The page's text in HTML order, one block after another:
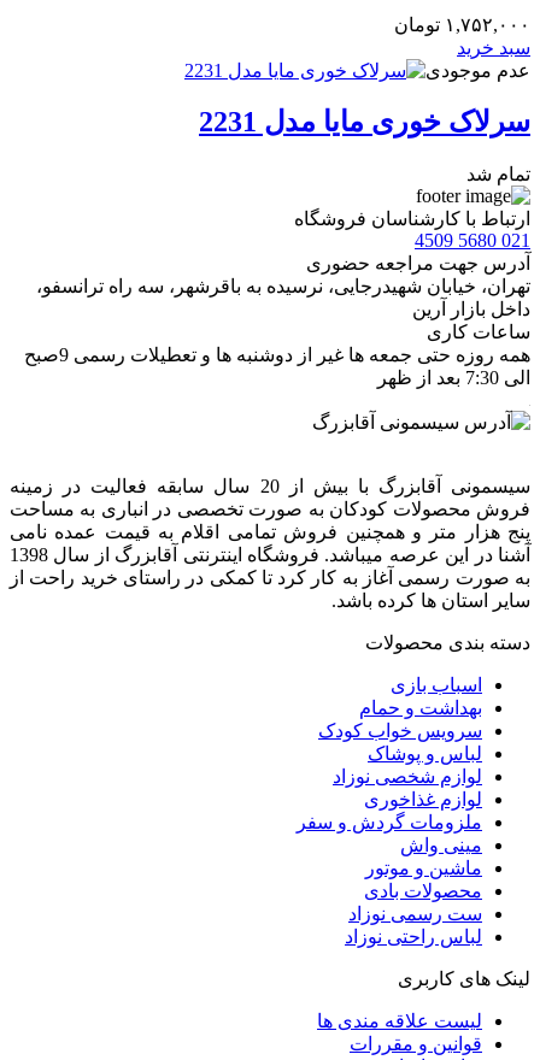
۱,۷۵۲,۰۰۰ تومان
سبد خرید
عدم موجودی
سرلاک خوری مایا مدل 2231
تمام شد
ارتباط با کارشناسان فروشگاه
021 5680 4509
آدرس جهت مراجعه حضوری
تهران، خيابان شهيدرجايى، نرسیده به باقرشهر، سه راه ترانسفو،
داخل بازار آرین
ساعات کاری
همه روزه حتی جمعه ها غیر از دوشنبه ها و تعطیلات رسمی 9صبح
الی 7:30 بعد از ظهر
سیسمونی آقابزرگ با بیش از 20 سال سابقه فعالیت در زمینه
فروش محصولات کودکان به صورت تخصصی در انباری به مساحت
پنج هزار متر و همچنین فروش تمامی اقلام به قیمت عمده نامی
آشنا در این عرصه میباشد. فروشگاه اینترنتی آقابزرگ از سال 1398
به صورت رسمی آغاز به کار کرد تا کمکی در راستای خرید راحت از
سایر استان ها کرده باشد.
دسته بندی محصولات
اسباب بازی
بهداشت و حمام
سرویس خواب کودک
لباس و پوشاک
لوازم شخصی نوزاد
لوازم غذاخوری
ملزومات گردش و سفر
مینی واش
ماشین و موتور
محصولات بادی
ست رسمی نوزاد
لباس راحتی نوزاد
لینک های کاربری
لیست علاقه مندی ها
قوانین و مقررات